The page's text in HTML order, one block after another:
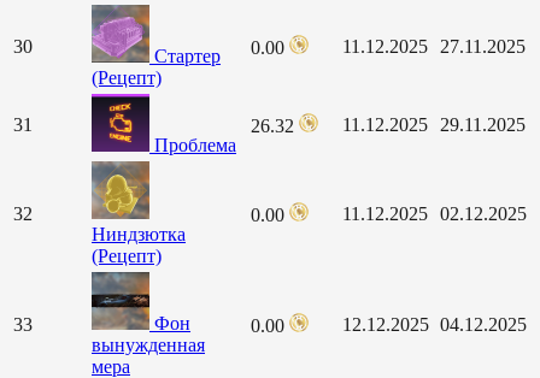
30
Стартер
(Рецепт)
0.00 11.12.2025 27.11.2025
31
Проблема
26.32 11.12.2025 29.11.2025
32
Ниндзютка
(Рецепт)
0.00 11.12.2025 02.12.2025
33
Фон
вынужденная
мера
0.00 12.12.2025 04.12.2025